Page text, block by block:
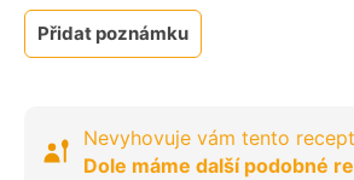
Přidat poznámku
Nevyhovuje vám tento
Dole máme další podobné